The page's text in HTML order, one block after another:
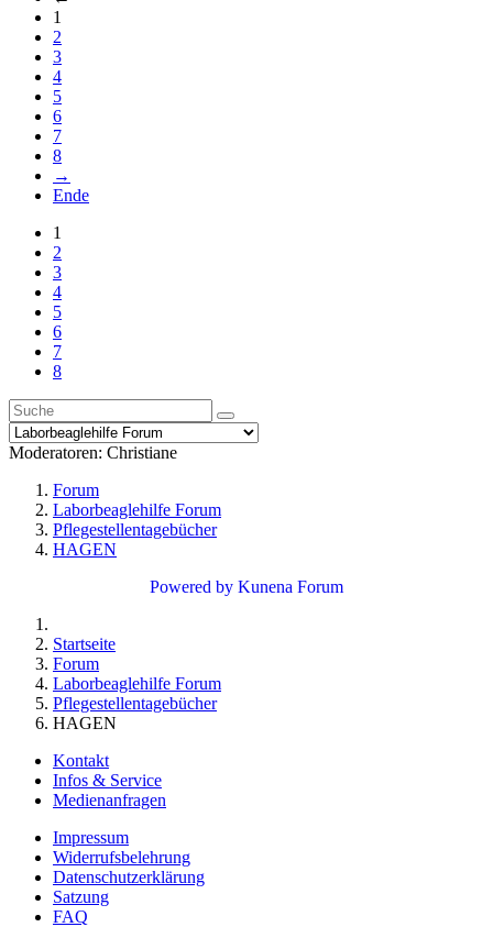
1
2
3
4
5
6
7
8
→
Ende
1
2
3
4
5
6
7
8
Moderatoren: Christiane
Forum
Laborbeaglehilfe Forum
Pflegestellentagebücher
HAGEN
Powered by Kunena Forum
Startseite
Forum
Laborbeaglehilfe Forum
Pflegestellentagebücher
HAGEN
Kontakt
Infos & Service
Medienanfragen
Impressum
Widerrufsbelehrung
Datenschutzerklärung
Satzung
FAQ